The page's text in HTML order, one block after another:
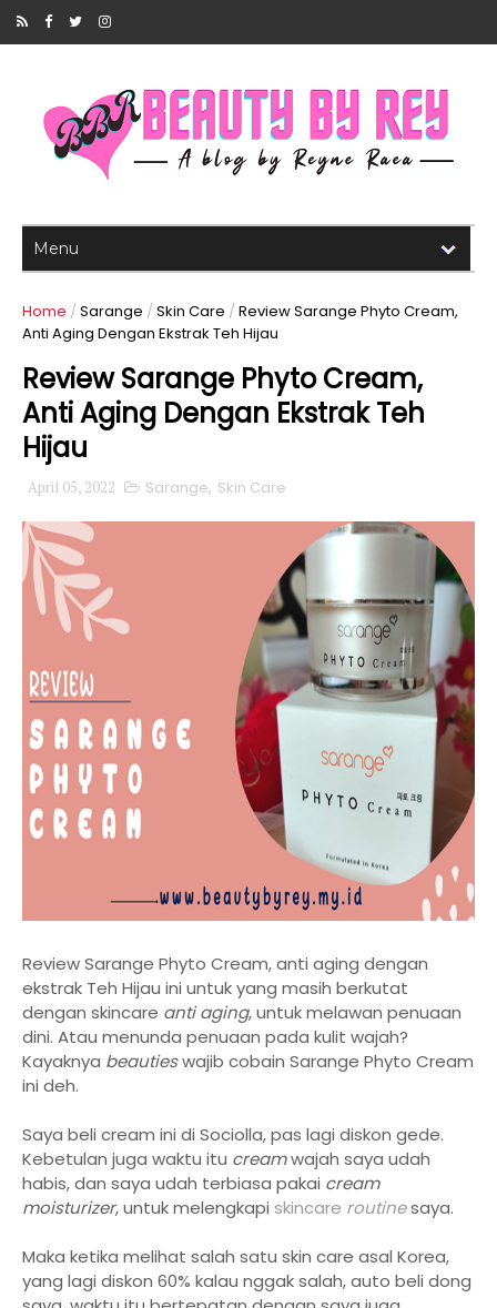
Home / Sarange / Skin Care / Review Sarange Phyto Cream,
Anti Aging Dengan Ekstrak Teh Hijau
Review Sarange Phyto Cream,
Anti Aging Dengan Ekstrak Teh
Hijau
April 05, 2022 Sarange, Skin Care
Review Sarange Phyto Cream, anti aging dengan
ekstrak Teh Hijau ini untuk yang masih berkutat
dengan skincare anti aging, untuk melawan penuaan
dini. Atau menunda penuaan pada kulit wajah?
Kayaknya beautieswajib cobain Sarange Phyto Cream
ini deh.
Saya beli cream ini di Sociolla, pas lagi diskon gede.
Kebetulan juga waktu itu creamwajah saya udah
habis, dan saya udah terbiasa pakai cream
moisturizer, untuk melengkapi skincare routinesaya.
Maka ketika melihat salah satu skin care asal Korea,
yang lagi diskon 60% kalau nggak salah, auto beli dong